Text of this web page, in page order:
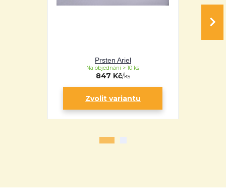
Prsten Ariel
847 Kč/ks
Na objednání > 10 ks
Zvolit variantu